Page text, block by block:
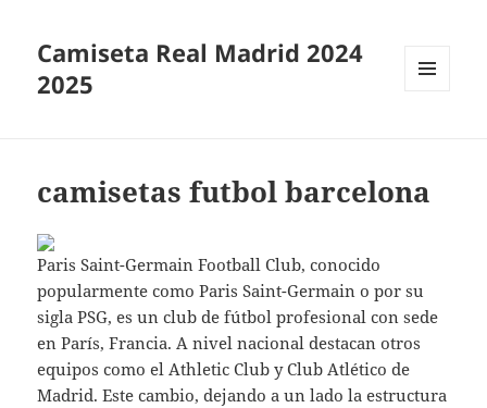
Camiseta Real Madrid 2024
2025
camisetas futbol barcelona
Paris Saint-Germain Football Club, conocido
popularmente como Paris Saint-Germain o por su
sigla PSG, es un club de fútbol profesional con sede
en París, Francia. A nivel nacional destacan otros
equipos como el Athletic Club y Club Atlético de
Madrid. Este cambio, dejando a un lado la estructura